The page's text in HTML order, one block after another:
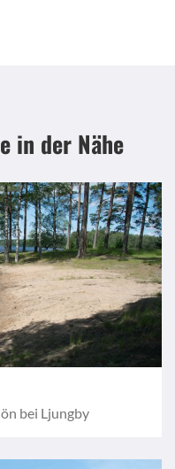
in der Nähe
bei Ljungby